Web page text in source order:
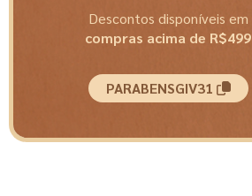
Descontos disponíveis em
compras acima de R$499
PARABENSGIV31